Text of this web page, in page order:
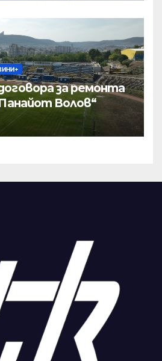
за ремонта
Волов“